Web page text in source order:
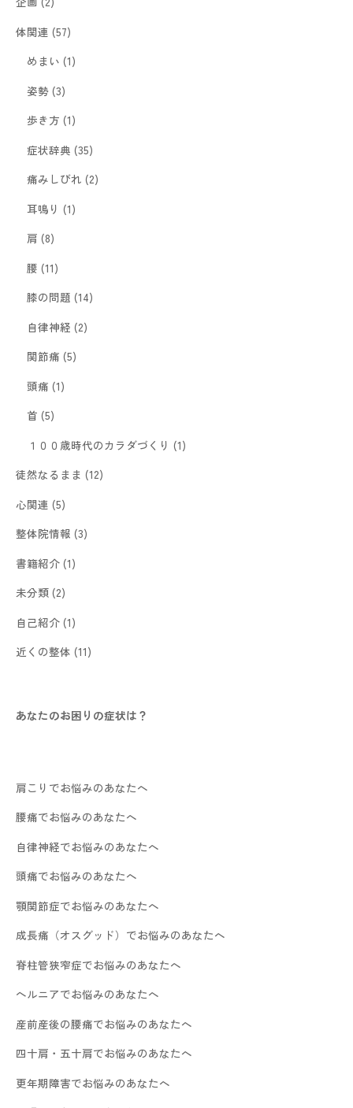
体関連 (57)
めまい (1)
姿勢(3)
歩き方 (1)
症状辞典 (35)
痛みしびれ (2)
耳鳴り (1)
肩 (8)
腰 (11)
膝の問題 (14)
自律神経 (2)
関節痛 (5)
頭痛 (1)
首 (5)
１００歳時代のカラダづくり (1)
徒然なるまま (12)
心関連 (5)
整体院情報 (3)
書籍紹介 (1)
未分類 (2)
自己紹介 (1)
近くの整体 (11)
あなたのお困りの症状は？
肩こりでお悩みのあなたへ
腰痛でお悩みのあなたへ
自律神経でお悩みのあなたへ
頭痛でお悩みのあなたへ
顎関節症でお悩みのあなたへ
成長痛（オスグッド）でお悩みのあなたへ
脊柱管狭窄症でお悩みのあなたへ
ヘルニアでお悩みのあなたへ
産前産後の腰痛でお悩みのあなたへ
四十肩・五十肩でお悩みのあなたへ
更年期障害でお悩みのあなたへ